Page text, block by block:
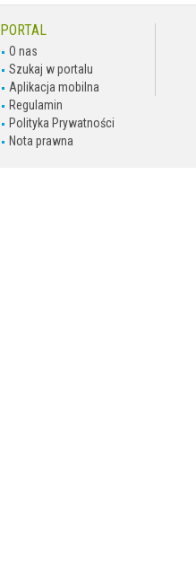
PORTAL
O nas
Szukaj w portalu
Aplikacja mobilna
Regulamin
Polityka Prywatności
Nota prawna